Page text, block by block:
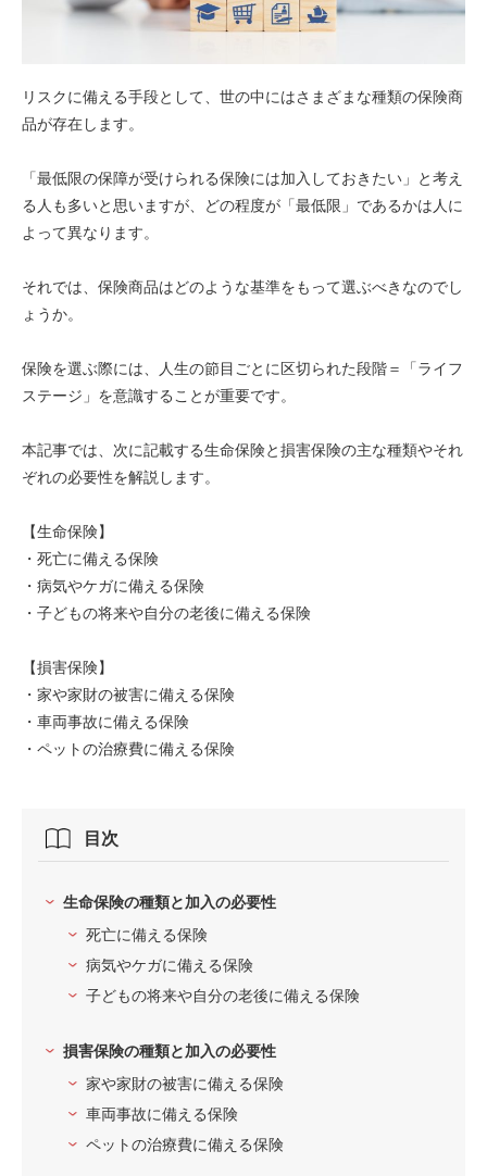
リスクに備える手段として、世の中にはさまざまな種類の保険商
品が存在します。
「最低限の保障が受けられる保険には加入しておきたい」と考え
る人も多いと思いますが、どの程度が「最低限」であるかは人に
よって異なります。
それでは、保険商品はどのような基準をもって選ぶべきなのでし
ょうか。
保険を選ぶ際には、人生の節目ごとに区切られた段階＝「ライフ
ステージ」を意識することが重要です。
本記事では、次に記載する生命保険と損害保険の主な種類やそれ
ぞれの必要性を解説します。
【生命保険】
・死亡に備える保険
・病気やケガに備える保険
・子どもの将来や自分の老後に備える保険
【損害保険】
・家や家財の被害に備える保険
・車両事故に備える保険
・ペットの治療費に備える保険
目次
生命保険の種類と加入の必要性
死亡に備える保険
病気やケガに備える保険
子どもの将来や自分の老後に備える保険
損害保険の種類と加入の必要性
家や家財の被害に備える保険
車両事故に備える保険
ペットの治療費に備える保険